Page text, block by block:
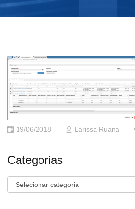
19/06/2018 Larissa Ruana
Categorias
Categorias